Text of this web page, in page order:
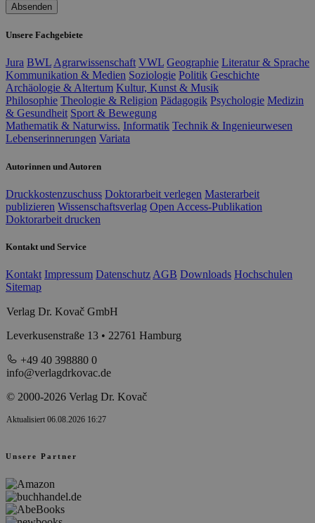
Absenden
Unsere Fachgebiete
Jura BWLAgrarwissenschaft VWL Geographie Literatur & Sprache
Kommunikation & Medien Soziologie Politik Geschichte
Archäologie & Altertum Kultur, Kunst & Musik
Philosophie Theologie & Religion Pädagogik Psychologie Medizin
& Gesundheit Sport & Bewegung
Mathematik & Naturwiss. Informatik Technik & Ingenieurwesen
Lebenserinnerungen Variata
Autorinnen und Autoren
Druckkostenzuschuss Doktorarbeit verlegen Masterarbeit
publizieren Wissenschaftsverlag Open Access-Publikation
Doktorarbeit drucken
Kontakt und Service
Kontakt Impressum Datenschutz AGB Downloads Hochschulen
Sitemap
Verlag Dr. Kovač GmbH
Leverkusenstraße 13 • 22761 Hamburg
+49 40 398880 0
info@verlagdrkovac.de
© 2000-2026 Verlag Dr. Kovač
Aktualisiert 06.08.2026 16:27
Unsere Partner